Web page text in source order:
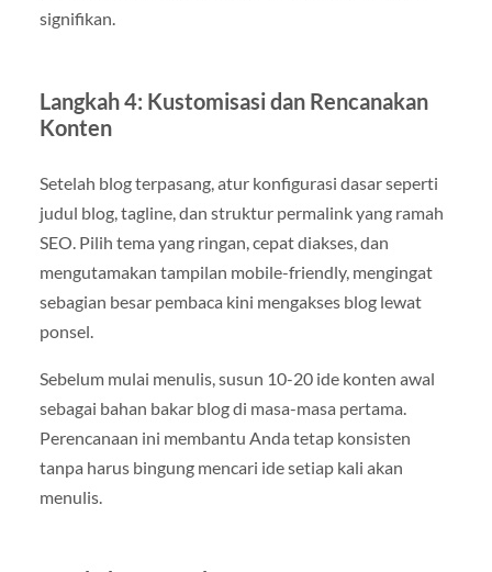
signifikan.
Langkah 4: Kustomisasi dan Rencanakan
Konten
Setelah blog terpasang, atur konfigurasi dasar seperti
judul blog, tagline, dan struktur permalink yang ramah
SEO. Pilih tema yang ringan, cepat diakses, dan
mengutamakan tampilan mobile-friendly, mengingat
sebagian besar pembaca kini mengakses blog lewat
ponsel.
Sebelum mulai menulis, susun 10-20 ide konten awal
sebagai bahan bakar blog di masa-masa pertama.
Perencanaan ini membantu Anda tetap konsisten
tanpa harus bingung mencari ide setiap kali akan
menulis.